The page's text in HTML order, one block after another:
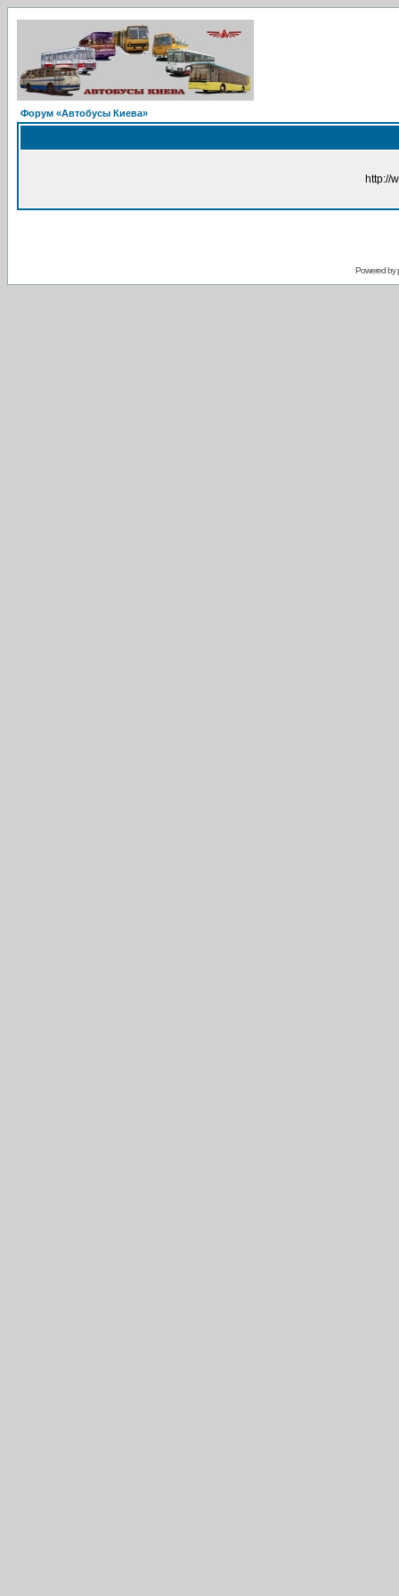
Форум «Автобусы Киева»
http://
Powered by